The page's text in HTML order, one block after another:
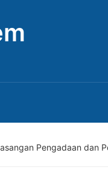
Pengadaan dan